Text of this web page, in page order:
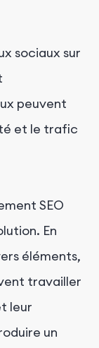
sociaux sur
peuvent
et le trafic
SEO
En
éléments,
travailler
leur
un